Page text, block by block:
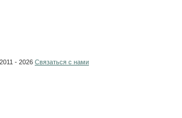
. 2011 - 2026 Связаться с нами